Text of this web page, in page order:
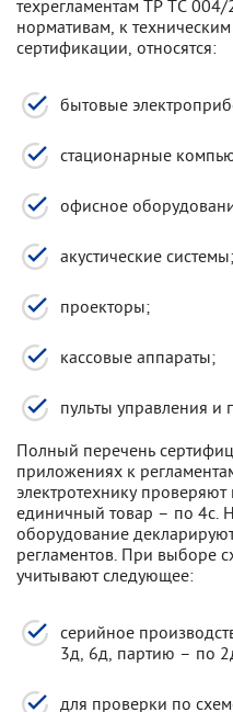
техрегламентам ТР ТС
нормативам, к
сертификации, относятся:
бытовые
стационарные
офисное
акустические системы;
проекторы;
кассовые аппараты;
пульты управления и
Полный перечень
приложениях к
электротехнику
единичный товар – по 4с.
оборудование
регламентов. При выборе
учитывают следующее:
серийное
3д, 6д, партию – по
для проверки по